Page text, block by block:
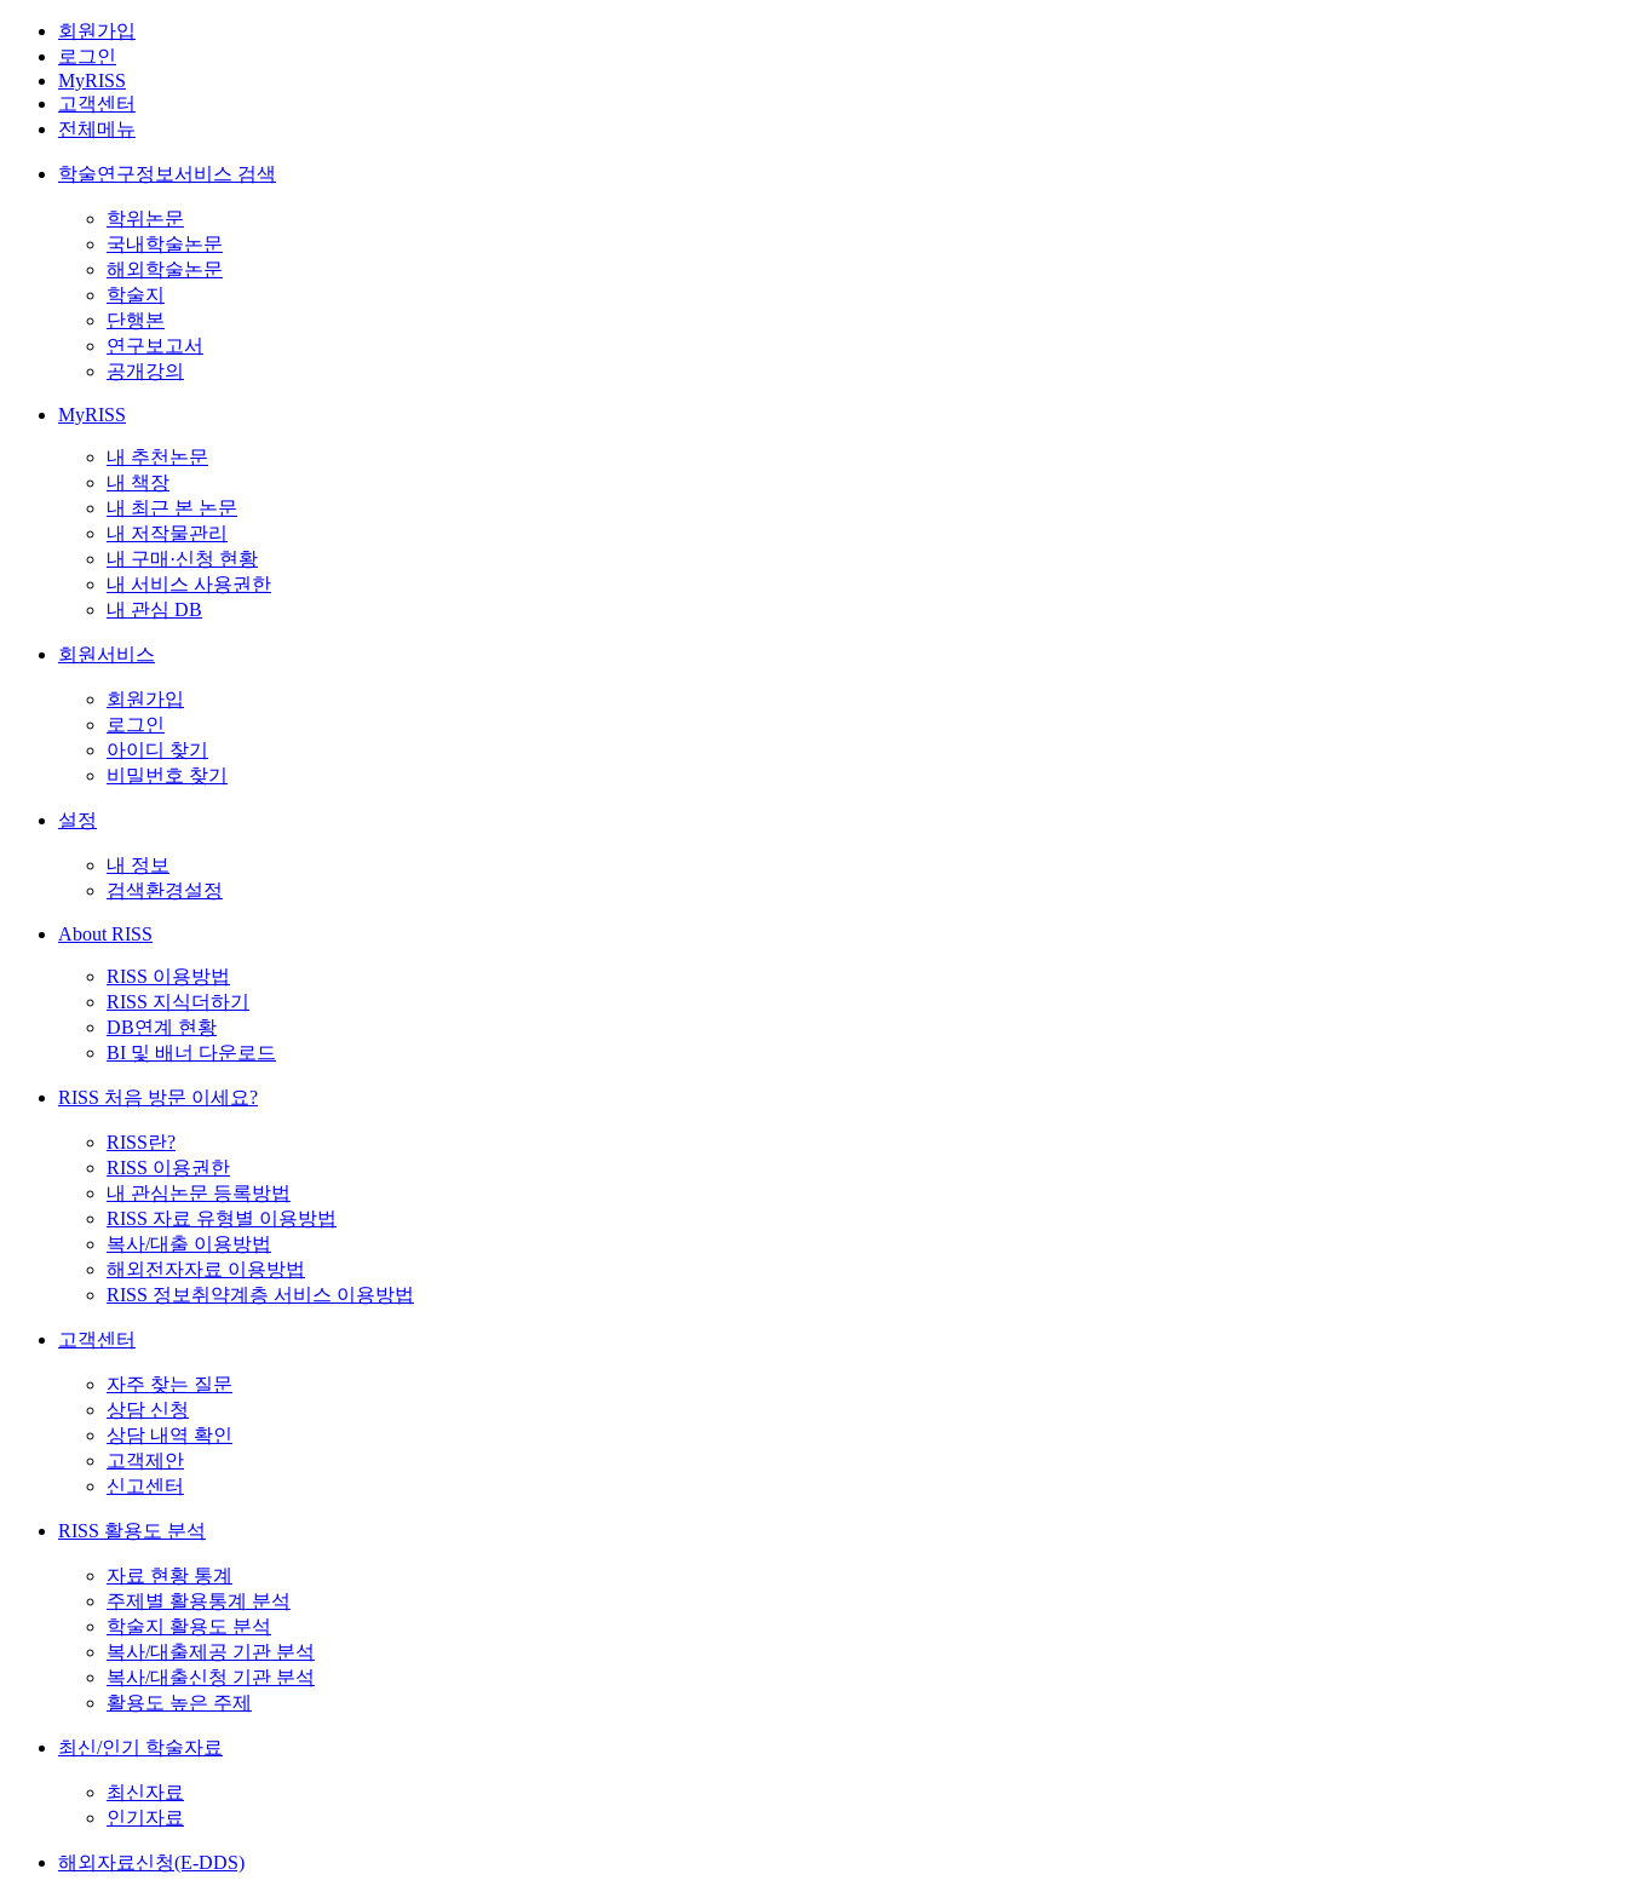
회원가입
로그인
MyRISS
고객센터
전체메뉴
학술연구정보서비스 검색
학위논문
국내학술논문
해외학술논문
학술지
단행본
연구보고서
공개강의
MyRISS
내 추천논문
내 책장
내 최근 본 논문
내 저작물관리
내 구매·신청 현황
내 서비스 사용권한
내 관심 DB
회원서비스
회원가입
로그인
아이디 찾기
비밀번호 찾기
설정
내 정보
검색환경설정
About RISS
RISS 이용방법
RISS 지식더하기
DB연계 현황
BI 및 배너 다운로드
RISS 처음 방문 이세요?
RISS란?
RISS 이용권한
내 관심논문 등록방법
RISS 자료 유형별 이용방법
복사/대출 이용방법
해외전자자료 이용방법
RISS 정보취약계층 서비스 이용방법
고객센터
자주 찾는 질문
상담 신청
상담 내역 확인
고객제안
신고센터
RISS 활용도 분석
자료 현황 통계
주제별 활용통계 분석
학술지 활용도 분석
복사/대출제공 기관 분석
복사/대출신청 기관 분석
활용도 높은 주제
최신/인기 학술자료
최신자료
인기자료
해외자료신청(E-DDS)